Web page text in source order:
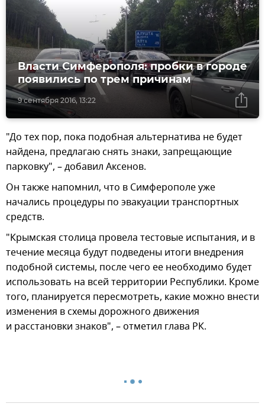
9 сентября 2016, 13:22
Власти Симферополя: пробки в городе
появились по трем причинам
"До тех пор, пока подобная альтернатива не будет
найдена, предлагаю снять знаки, запрещающие
парковку", – добавил Аксенов.
Он также напомнил, что в Симферополе уже
начались процедуры по эвакуации транспортных
средств.
"Крымская столица провела тестовые испытания, и в
течение месяца будут подведены итоги внедрения
подобной системы, после чего ее необходимо будет
использовать на всей территории Республики. Кроме
того, планируется пересмотреть, какие можно внести
изменения в схемы дорожного движения
и расстановки знаков", – отметил глава РК.